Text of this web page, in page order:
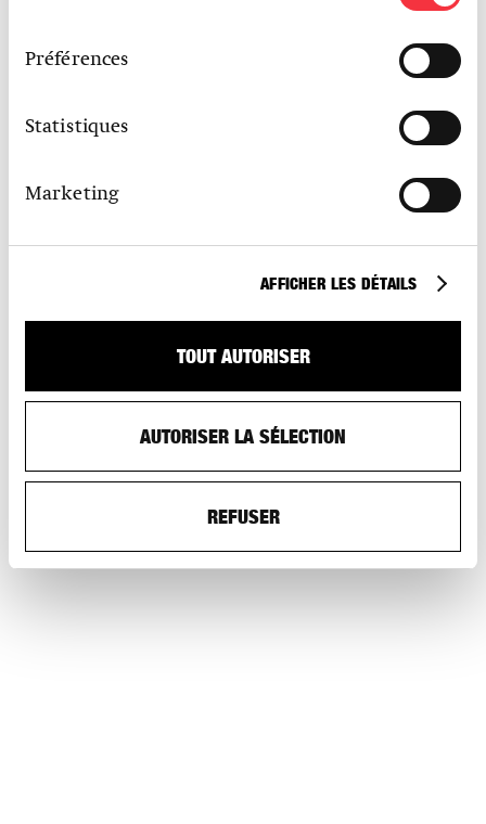
Préférences
Statistiques
Marketing
AFFICHER LES DÉTAILS
TOUT AUTORISER
AUTORISER LA SÉLECTION
REFUSER